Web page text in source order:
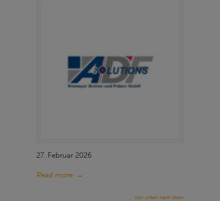
27. Februar 2026
Read more →
Von unten nach oben